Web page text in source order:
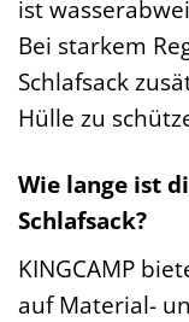
ist
Bei starkem
Schlafsack
Hülle zu
Wie lange ist
Schlafsack?
KINGCAMP
auf Material-